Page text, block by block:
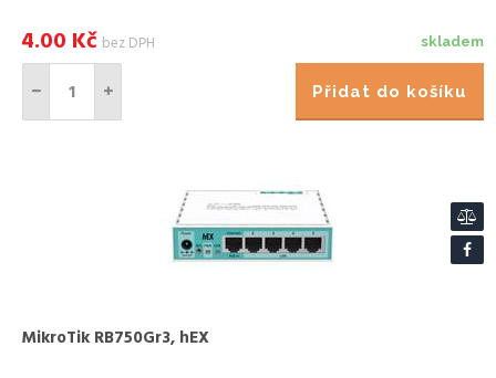
skladem
4.00 Kč bez DPH
Přidat do košíku
MikroTik RB750Gr3, hEX